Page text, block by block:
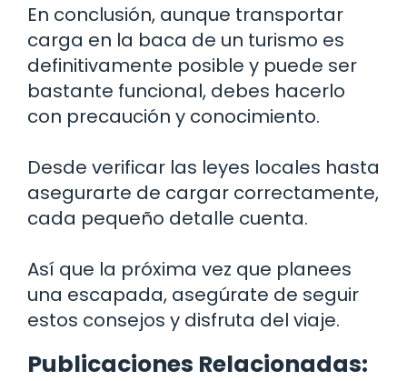
En conclusión, aunque transportar
carga en la baca de un turismo es
definitivamente posible y puede ser
bastante funcional, debes hacerlo
con precaución y conocimiento.
Desde verificar las leyes locales hasta
asegurarte de cargar correctamente,
cada pequeño detalle cuenta.
Así que la próxima vez que planees
una escapada, asegúrate de seguir
estos consejos y disfruta del viaje.
Publicaciones Relacionadas: